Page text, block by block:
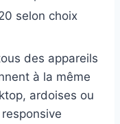
selon choix
des appareils
à la même
ardoises ou